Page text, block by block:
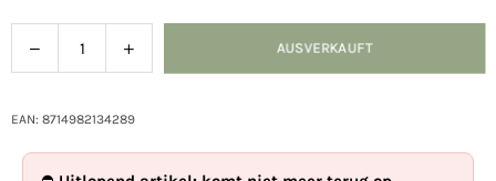
Verringern
Sie
Menge
Menge
für
Wren
AUSVERKAUFT
EAN: 8714982134289